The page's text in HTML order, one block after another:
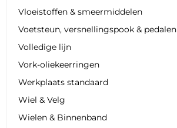
Vloeistoffen & smeermiddelen
Voetsteun, versnellingspook & pedalen
Volledige lijn
Vork-oliekeerringen
Werkplaats standaard
Wiel & Velg
Wielen & Binnenband